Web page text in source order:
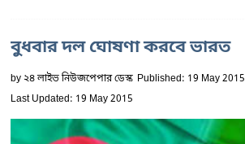
বুধবার দল ঘোষণা করবে ভারত
by২৪ লাইভ নিউজপেপার ডেস্ক Published: 19 May 2015
Last Updated: 19 May 2015